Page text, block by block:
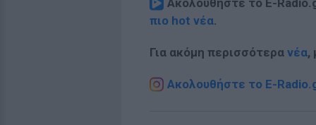
Ακολουθήστε το E-
πιο hot νέα.
Για ακόμη περισσότερα νέα,
Ακολουθήστε το E-